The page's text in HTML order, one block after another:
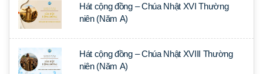
Hát cộng đồng – Chúa Nhật XVI Thường
niên (Năm A)
Hát cộng đồng – Chúa Nhật XVIII Thường
niên (Năm A)